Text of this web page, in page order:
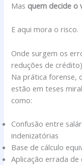
Mas quem decide o
E aqui mora o risco.
Onde surgem os
reduções de crédito)
Na prática forense,
estão em teses
como:
Confusão entre
indenizatórias
Base de cálculo
Aplicação errada de